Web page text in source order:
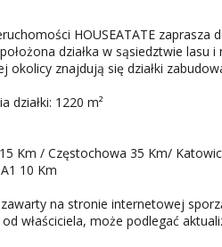
HOUSEATATE
działka w sąsiedztwie lasu
okolicy znajdują się działki
działki: 1220 m²
Km / Częstochowa 35 Km/
10 Km
na stronie internetowej
właściciela, może podlegać